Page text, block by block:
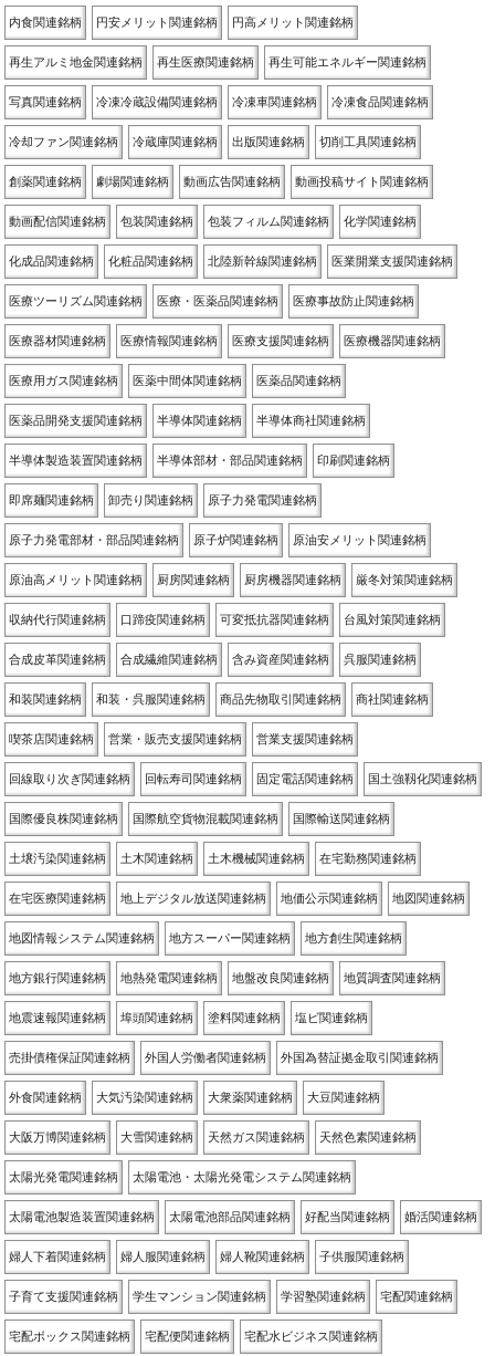
内食関連銘柄 円安メリット関連銘柄 円高メリット関連銘柄
再生アルミ地金関連銘柄 再生医療関連銘柄 再生可能エネルギー関連銘柄
写真関連銘柄 冷凍冷蔵設備関連銘柄 冷凍車関連銘柄 冷凍食品関連銘柄
冷却ファン関連銘柄 冷蔵庫関連銘柄 出版関連銘柄 切削工具関連銘柄
創薬関連銘柄 劇場関連銘柄 動画広告関連銘柄 動画投稿サイト関連銘柄
動画配信関連銘柄 包装関連銘柄 包装フィルム関連銘柄 化学関連銘柄
化成品関連銘柄 化粧品関連銘柄 北陸新幹線関連銘柄 医業開業支援関連銘柄
医療ツーリズム関連銘柄 医療・医薬品関連銘柄 医療事故防止関連銘柄
医療器材関連銘柄 医療情報関連銘柄 医療支援関連銘柄 医療機器関連銘柄
医療用ガス関連銘柄 医薬中間体関連銘柄 医薬品関連銘柄
医薬品開発支援関連銘柄 半導体関連銘柄 半導体商社関連銘柄
半導体製造装置関連銘柄 半導体部材・部品関連銘柄 印刷関連銘柄
即席麺関連銘柄 卸売り関連銘柄 原子力発電関連銘柄
原子力発電部材・部品関連銘柄 原子炉関連銘柄 原油安メリット関連銘柄
原油高メリット関連銘柄 厨房関連銘柄 厨房機器関連銘柄 厳冬対策関連銘柄
収納代行関連銘柄 口蹄疫関連銘柄 可変抵抗器関連銘柄 台風対策関連銘柄
合成皮革関連銘柄 合成繊維関連銘柄 含み資産関連銘柄 呉服関連銘柄
和装関連銘柄 和装・呉服関連銘柄 商品先物取引関連銘柄 商社関連銘柄
喫茶店関連銘柄 営業・販売支援関連銘柄 営業支援関連銘柄
回線取り次ぎ関連銘柄 回転寿司関連銘柄 固定電話関連銘柄 国土強靱化関連銘柄
国際優良株関連銘柄 国際航空貨物混載関連銘柄 国際輸送関連銘柄
土壌汚染関連銘柄 土木関連銘柄 土木機械関連銘柄 在宅勤務関連銘柄
在宅医療関連銘柄 地上デジタル放送関連銘柄 地価公示関連銘柄 地図関連銘柄
地図情報システム関連銘柄 地方スーパー関連銘柄 地方創生関連銘柄
地方銀行関連銘柄 地熱発電関連銘柄 地盤改良関連銘柄 地質調査関連銘柄
地震速報関連銘柄 埠頭関連銘柄 塗料関連銘柄 塩ビ関連銘柄
売掛債権保証関連銘柄 外国人労働者関連銘柄 外国為替証拠金取引関連銘柄
外食関連銘柄 大気汚染関連銘柄 大衆薬関連銘柄 大豆関連銘柄
大阪万博関連銘柄 大雪関連銘柄 天然ガス関連銘柄 天然色素関連銘柄
太陽光発電関連銘柄 太陽電池・太陽光発電システム関連銘柄
太陽電池製造装置関連銘柄 太陽電池部品関連銘柄 好配当関連銘柄 婚活関連銘柄
婦人下着関連銘柄 婦人服関連銘柄 婦人靴関連銘柄 子供服関連銘柄
子育て支援関連銘柄 学生マンション関連銘柄 学習塾関連銘柄 宅配関連銘柄
宅配ボックス関連銘柄 宅配便関連銘柄 宅配水ビジネス関連銘柄